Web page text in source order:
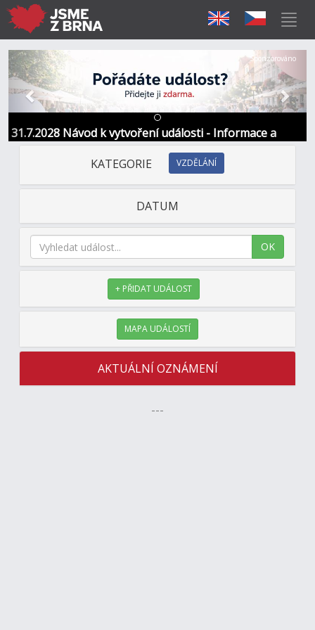
31.7.2028 Návod k vytvoření události - Informace a
kontakt
Předchozí Další
Sponzorováno
KATEGORIE VZDĚLÁNÍ
DATUM
OK
+ PŘIDAT UDÁLOST
MAPA UDÁLOSTÍ
AKTUÁLNÍ OZNÁMENÍ
---